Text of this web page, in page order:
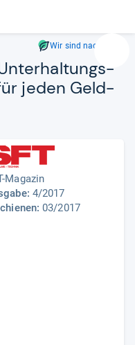
Geben
Sie
Wir sind nachhaltig
jeden Geld­
Magazin
4/2017
03/2017